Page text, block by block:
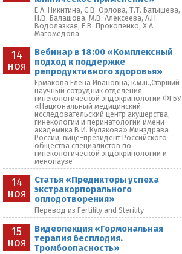
Е.А. Никитина, С.В. Орлова, Т.Т. Батышева,
Н.В. Балашова, М.В. Алексеева, А.Н.
Водолазкая, Е.В. Прокопенко, Х.А.
Магомедова
14
ноя
Вебинар в 18:00 «Комплексный
подход к поддержке
репродуктивного здоровья»
Ермакова Елена Ивановна, к.м.н.,Старший
научный сотрудник отделения
гинекологической эндокринологии ФГБУ
«Национальный медицинский
исследовательский центр акушерства,
гинекологии и перинатологии имени
академика В.И. Кулакова» Минздрава
России, вице-президент Российского
общества специалистов по
гинекологической эндокринологии и
менопаузе
14
ноя
Статья «Предикторы успеха
экстракорпорального
оплодотворения»
Перевод из Fertility and Sterility
15
ноя
Видеолекция «Гормональная
терапия бесплодия.
Тромбоопасность»